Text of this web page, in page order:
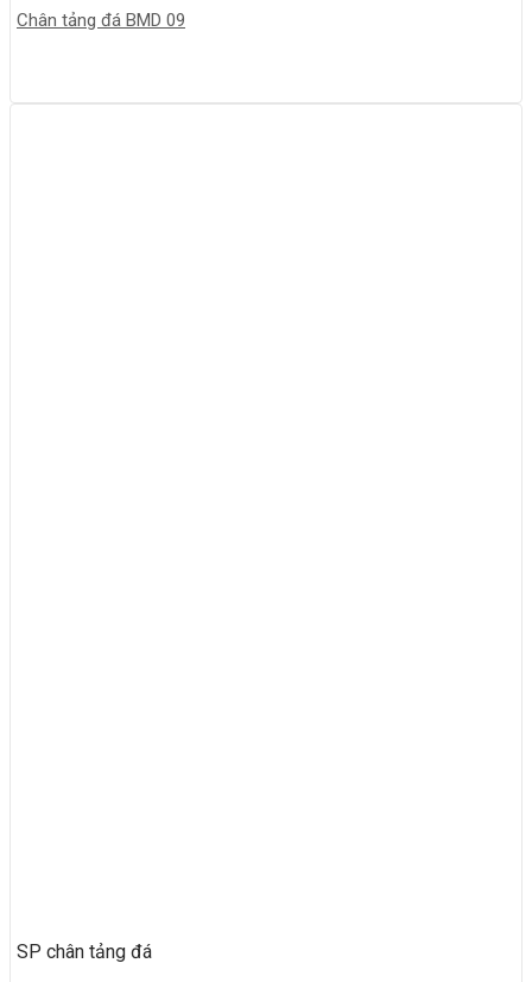
Chân tảng đá BMD 09
SP chân tảng đá